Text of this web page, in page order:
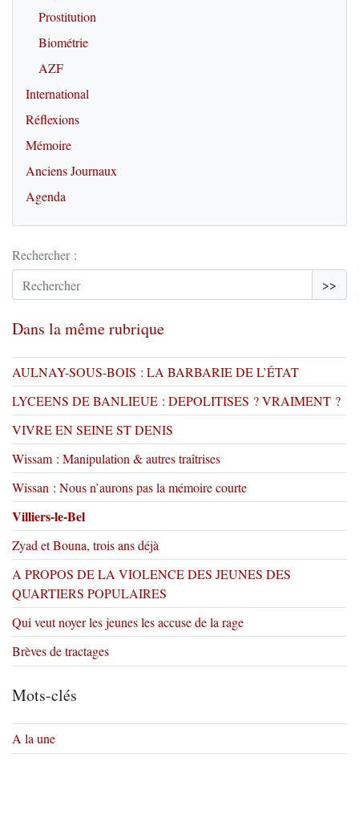
Prostitution
Biométrie
AZF
International
Réflexions
Mémoire
Anciens Journaux
Agenda
Rechercher :
>>
Dans la même rubrique
AULNAY-SOUS-BOIS : LA BARBARIE DE L’ÉTAT
LYCEENS DE BANLIEUE : DEPOLITISES ? VRAIMENT ?
VIVRE EN SEINE ST DENIS
Wissam : Manipulation & autres traîtrises
Wissan : Nous n’aurons pas la mémoire courte
Villiers-le-Bel
Zyad et Bouna, trois ans déjà
A PROPOS DE LA VIOLENCE DES JEUNES DES
QUARTIERS POPULAIRES
Qui veut noyer les jeunes les accuse de la rage
Brèves de tractages
Mots-clés
A la une